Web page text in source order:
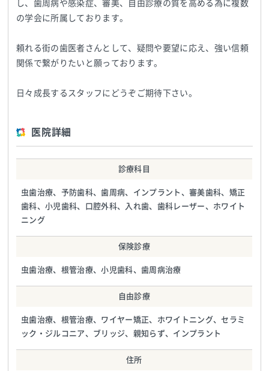
し、歯周病や感染症、審美、自由診療の質を高める為に複数
の学会に所属しております。
頼れる街の歯医者さんとして、疑問や要望に応え、強い信頼
関係で繋がりたいと願っております。
日々成長するスタッフにどうぞご期待下さい。
医院詳細
診療科目
虫歯治療、予防歯科、歯周病、インプラント、審美歯科、矯正
歯科、小児歯科、口腔外科、入れ歯、歯科レーザー、ホワイト
ニング
保険診療
虫歯治療、根管治療、小児歯科、歯周病治療
自由診療
虫歯治療、根管治療、ワイヤー矯正、ホワイトニング、セラミ
ック・ジルコニア、ブリッジ、親知らず、インプラント
住所